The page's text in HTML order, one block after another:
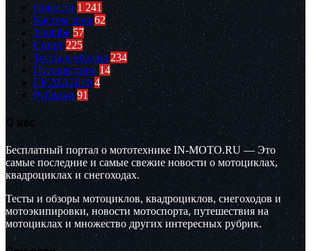
Новости 1 241
Кастом зона 62
Youtube 57
Спорт 225
Тесты и обзоры 234
Путешествия 14
EICMA2019 4
Рубрики 91
О нас
Бесплатный портал о мототехнике IN-MOTO.RU — Это
самые последние и самые свежие новости о мотоциклах,
квадроциклах и снегоходах.
Тесты и обзоры мотоциклов, квадроциклов, снегоходов и
мотоэкипировки, новости мотоспорта, путешествия на
мотоциклах и множество других интересных рубрик.